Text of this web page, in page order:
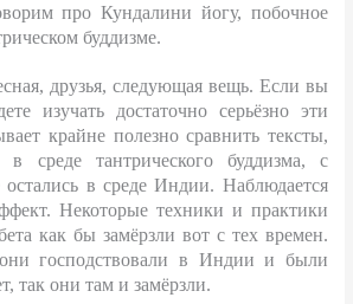
про Кундалини йогу, побочное
буддизме.
друзья, следующая вещь. Если вы
изучать достаточно серьёзно эти
крайне полезно сравнить тексты,
в среде тантрического буддизма, с
остались в среде Индии. Наблюдается
Некоторые техники и практики
как бы замёрзли вот с тех времен.
господствовали в Индии и были
так они там и замёрзли.